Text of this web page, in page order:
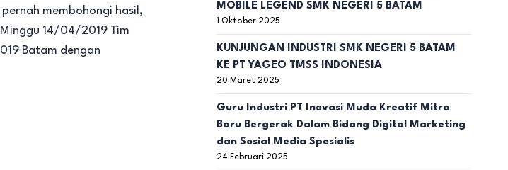
membohongi hasil,
14/04/2019 Tim
Batam dengan
MOBILE LEGEND SMK NEGERI 5 BATAM
1 Oktober 2025
KUNJUNGAN INDUSTRI SMK NEGERI 5 BATAM
KE PT YAGEO TMSS INDONESIA
20 Maret 2025
Guru Industri PT Inovasi Muda Kreatif Mitra
Baru Bergerak Dalam Bidang Digital Marketing
dan Sosial Media Spesialis
24 Februari 2025